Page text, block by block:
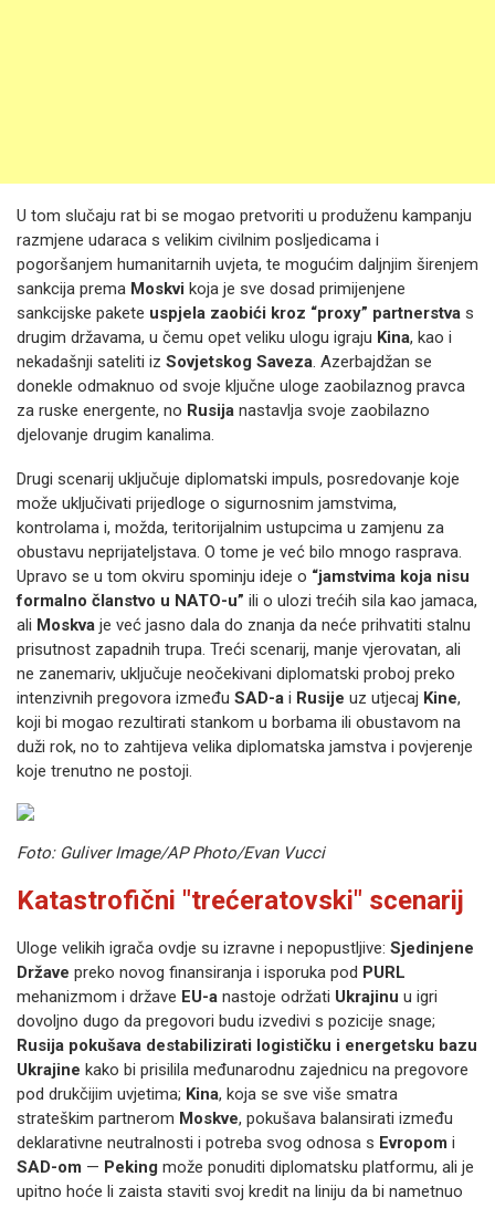
U tom slučaju rat bi se mogao pretvoriti u produženu kampanju
razmjene udaraca s velikim civilnim posljedicama i
pogoršanjem humanitarnih uvjeta, te mogućim daljnjim širenjem
sankcija prema Moskvi koja je sve dosad primijenjene
sankcijske pakete uspjela zaobići kroz “proxy” partnerstva s
drugim državama, u čemu opet veliku ulogu igraju Kina, kao i
nekadašnji sateliti iz Sovjetskog Saveza. Azerbajdžan se
donekle odmaknuo od svoje ključne uloge zaobilaznog pravca
za ruske energente, no Rusija nastavlja svoje zaobilazno
djelovanje drugim kanalima.
Drugi scenarij uključuje diplomatski impuls, posredovanje koje
može uključivati prijedloge o sigurnosnim jamstvima,
kontrolama i, možda, teritorijalnim ustupcima u zamjenu za
obustavu neprijateljstava. O tome je već bilo mnogo rasprava.
Upravo se u tom okviru spominju ideje o “jamstvima koja nisu
formalno članstvo u NATO-u” ili o ulozi trećih sila kao jamaca,
ali Moskva je već jasno dala do znanja da neće prihvatiti stalnu
prisutnost zapadnih trupa. Treći scenarij, manje vjerovatan, ali
ne zanemariv, uključuje neočekivani diplomatski proboj preko
intenzivnih pregovora između SAD-a i Rusije uz utjecaj Kine,
koji bi mogao rezultirati stankom u borbama ili obustavom na
duži rok, no to zahtijeva velika diplomatska jamstva i povjerenje
koje trenutno ne postoji.
Foto: Guliver Image/AP Photo/Evan Vucci
Katastrofični "trećeratovski" scenarij
Uloge velikih igrača ovdje su izravne i nepopustljive: Sjedinjene
Države preko novog finansiranja i isporuka pod PURL
mehanizmom i države EU-a nastoje održati Ukrajinu u igri
dovoljno dugo da pregovori budu izvedivi s pozicije snage;
Rusija pokušava destabilizirati logističku i energetsku bazu
Ukrajine kako bi prisilila međunarodnu zajednicu na pregovore
pod drukčijim uvjetima; Kina, koja se sve više smatra
strateškim partnerom Moskve, pokušava balansirati između
deklarativne neutralnosti i potreba svog odnosa s Evropom i
SAD-om — Peking može ponuditi diplomatsku platformu, ali je
upitno hoće li zaista staviti svoj kredit na liniju da bi nametnuo